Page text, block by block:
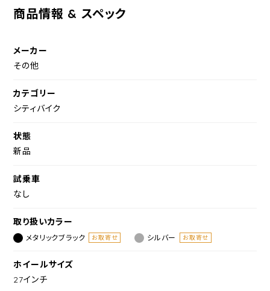
商品情報 & スペック
メーカー
その他
カテゴリー
シティバイク
状態
新品
試乗車
なし
取り扱いカラー
メタリックブラック お取寄せ シルバー お取寄せ
ホイールサイズ
27インチ